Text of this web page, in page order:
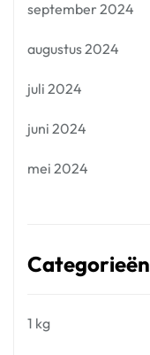
september 2024
augustus 2024
juli 2024
juni 2024
mei 2024
Categorieën
1 kg